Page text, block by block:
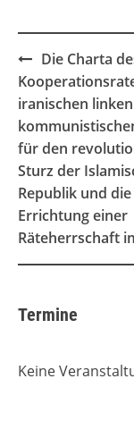
Post
navigation
Die Charta
iranischen
für den
Sturz der
Republik und die
Errichtung einer
Räteherrschaft
Termine
Keine